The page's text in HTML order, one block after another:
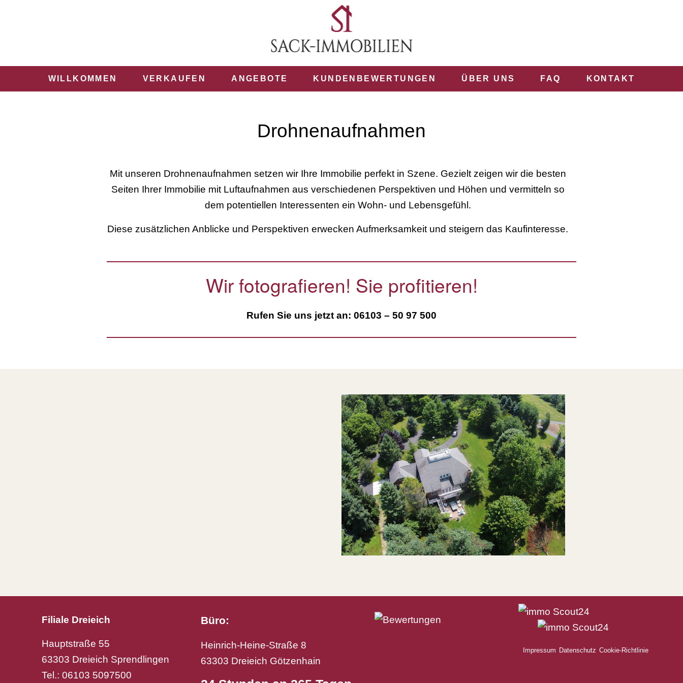
WILLKOMMEN VERKAUFEN ANGEBOTE KUNDENBEWERTUNGEN ÜBER UNS FAQ KONTAKT
Drohnenaufnahmen
Mit unseren Drohnenaufnahmen setzen wir Ihre Immobilie perfekt in Szene. Gezielt zeigen wir die besten
Seiten Ihrer Immobilie mit Luftaufnahmen aus verschiedenen Perspektiven und Höhen und vermitteln so
dem potentiellen Interessenten ein Wohn- und Lebensgefühl.
Diese zusätzlichen Anblicke und Perspektiven erwecken Aufmerksamkeit und steigern das Kaufinteresse.
Wir fotografieren! Sie profitieren!
Rufen Sie uns jetzt an: 06103 – 50 97 500
Filiale Dreieich
Hauptstraße 55
63303 Dreieich Sprendlingen
Tel.: 06103 5097500
Büro:
Heinrich-Heine-Straße 8
63303 Dreieich Götzenhain
Impressum Datenschutz Cookie-Richtlinie